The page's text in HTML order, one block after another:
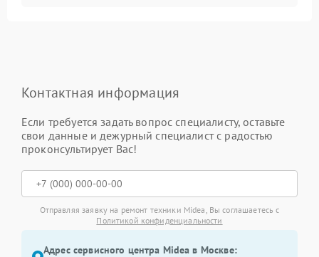
Контактная информация
Если требуется задать вопрос специалисту, оставьте
свои данные и дежурный специалист с радостью
проконсультирует Вас!
Отправляя заявку на ремонт техники Midea, Вы соглашаетесь с
Политикой конфиденциальности
Адрес сервисного центра Midea в Москве: